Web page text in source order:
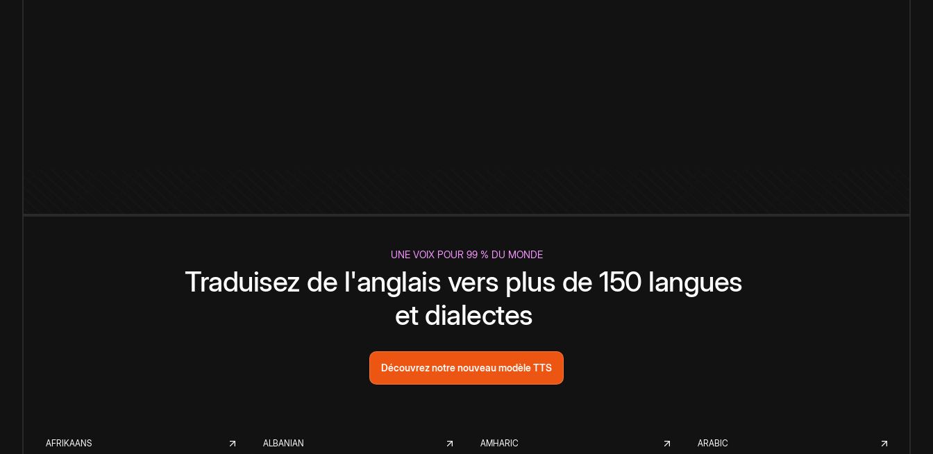
UNE VOIX POUR 99 % DU MONDE
Traduisez de l'anglais vers plus de 150 langues
et dialectes
Découvrez notre nouveau modèle TTS
AFRIKAANS ALBANIAN AMHARIC ARABIC